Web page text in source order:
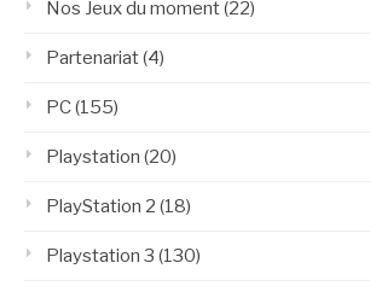
Nos Jeux du moment(22)
Partenariat(4)
PC(155)
Playstation (20)
PlayStation 2 (18)
Playstation 3 (130)